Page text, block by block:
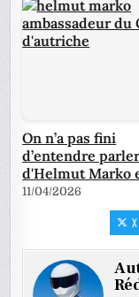
On n’a pas fini
d’entendre
d'Helmut Marko
11/04/2026
X